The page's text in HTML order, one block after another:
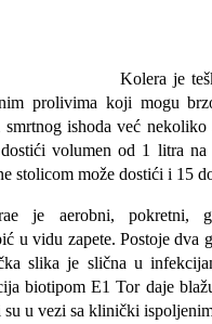
Kolera je
prolivima koji mogu
smrtnog ishoda već nekoliko
volu­men od 1 litra na
stolicom može dostići i 15
je aerobni, pokretni,
u vidu zapete. Postoje dva
slika je slična u
biotipom E1 Tor daje
u vezi sa klinički